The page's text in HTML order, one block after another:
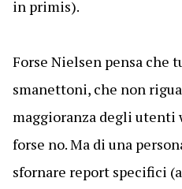
in primis).
Forse Nielsen pensa che
smanettoni, che non
maggioranza degli utenti
forse no. Ma di una
sfornare report specifici